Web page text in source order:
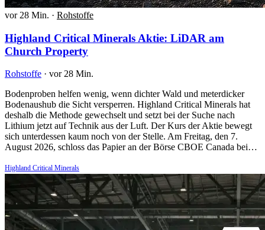
vor 28 Min. · Rohstoffe
Highland Critical Minerals Aktie: LiDAR am
Church Property
Rohstoffe · vor 28 Min.
Bodenproben helfen wenig, wenn dichter Wald und meterdicker
Bodenaushub die Sicht versperren. Highland Critical Minerals hat
deshalb die Methode gewechselt und setzt bei der Suche nach
Lithium jetzt auf Technik aus der Luft. Der Kurs der Aktie bewegt
sich unterdessen kaum noch von der Stelle. Am Freitag, den 7.
August 2026, schloss das Papier an der Börse CBOE Canada bei…
Highland Critical Minerals